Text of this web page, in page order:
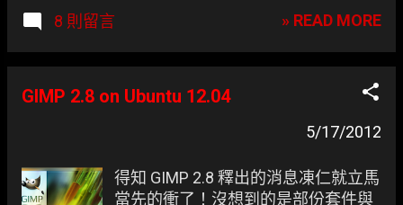
/etc/X11/xorg.conf 來達到切換的效
最後得知 disper 也可達到同樣的效
果，索性就小小研究一下， 不得不說
8 則留言 » READ MORE
GIMP 2.8 on Ubuntu 12.04
5/17/2012
得知 GIMP 2.8 釋出的消息凍仁就立馬
當先的衝了！沒想到的是部份套件與